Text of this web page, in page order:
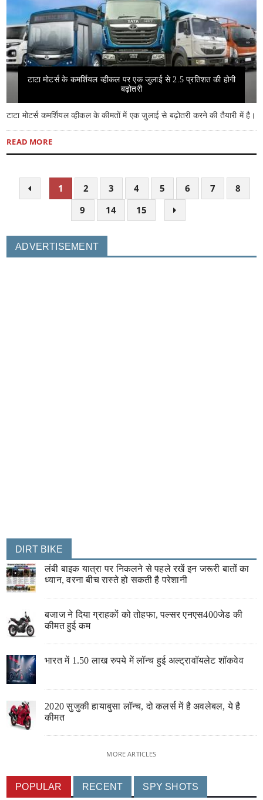
टाटा मोटर्स के कमर्शियल व्हीकल पर एक जुलाई से 2.5 प्रतिशत की होगी
बढ़ोतरी
टाटा मोटर्स कमर्शियल व्हीकल के कीमतों में एक जुलाई से बढ़ोतरी करने की तैयारी में है।
READ MORE
1 2 3 4 5 6 7
8
9
14 15
ADVERTISEMENT
DIRT BIKE
लंबी बाइक यात्रा पर निकलने से पहले रखें इन जरूरी बातों का
ध्यान, वरना बीच रास्ते हो सकती है परेशानी
बजाज ने दिया ग्राहकों को तोहफा, पल्सर एनएस400जेड की
कीमत हुई कम
भारत में 1.50 लाख रुपये में लॉन्च हुई अल्ट्रावॉयलेट शॉकवेव
2020 सुजुकी हायाबुसा लॉन्च, दो कलर्स में है अवलेबल, ये है
कीमत
MORE ARTICLES
POPULAR RECENT
SPY SHOTS